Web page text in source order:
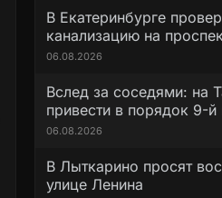
В Екатеринбурге
канализацию на
06.08.2026
Вслед за соседями: на
привести в порядок 9-й
06.08.2026
В Лыткарино просят
улице Ленина